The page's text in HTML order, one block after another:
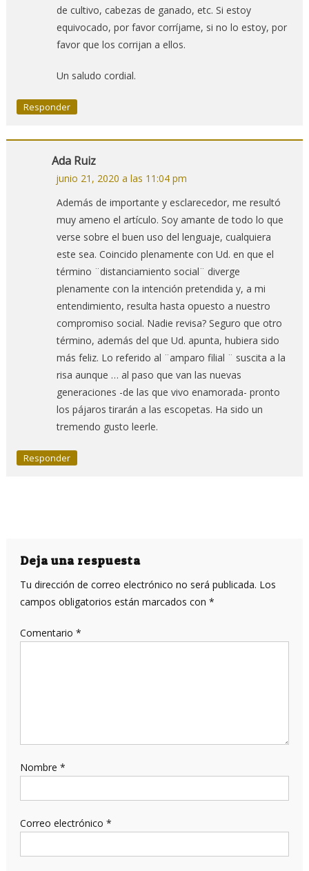
de cultivo, cabezas de ganado, etc. Si estoy
equivocado, por favor corríjame, si no lo estoy, por
favor que los corrijan a ellos.
Un saludo cordial.
Responder
Ada Ruiz
junio 21, 2020 a las 11:04 pm
Además de importante y esclarecedor, me resultó
muy ameno el artículo. Soy amante de todo lo que
verse sobre el buen uso del lenguaje, cualquiera
este sea. Coincido plenamente con Ud. en que el
término ¨distanciamiento social¨ diverge
plenamente con la intención pretendida y, a mi
entendimiento, resulta hasta opuesto a nuestro
compromiso social. Nadie revisa? Seguro que otro
término, además del que Ud. apunta, hubiera sido
más feliz. Lo referido al ¨amparo filial ¨ suscita a la
risa aunque … al paso que van las nuevas
generaciones -de las que vivo enamorada- pronto
los pájaros tirarán a las escopetas. Ha sido un
tremendo gusto leerle.
Responder
Deja una respuesta
Tu dirección de correo electrónico no será publicada. Los
campos obligatorios están marcados con *
Comentario *
Nombre *
Correo electrónico *